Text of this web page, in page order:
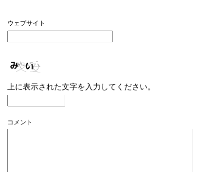
ウェブサイト
上に表示された文字を入力してください。
コメント